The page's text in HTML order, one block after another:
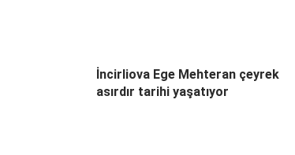
İncirliova Ege Mehteran çeyrek
asırdır tarihi yaşatıyor